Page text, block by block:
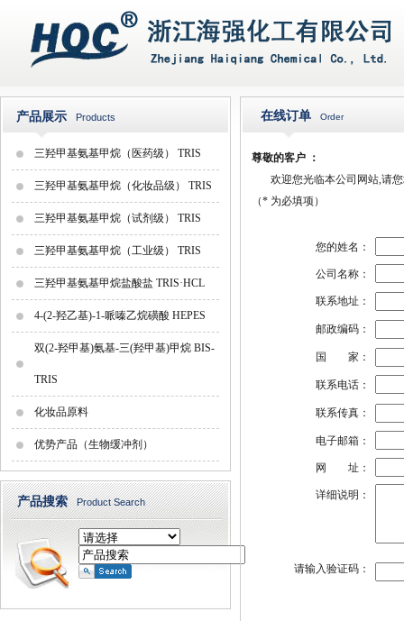
产品展示 Products
三羟甲基氨基甲烷（医药级） TRIS
三羟甲基氨基甲烷（化妆品级） TRIS
三羟甲基氨基甲烷（试剂级） TRIS
三羟甲基氨基甲烷（工业级） TRIS
三羟甲基氨基甲烷盐酸盐 TRIS·HCL
4-(2-羟乙基)-1-哌嗪乙烷磺酸 HEPES
双(2-羟甲基)氨基-三(羟甲基)甲烷 BIS-
TRIS
化妆品原料
优势产品（生物缓冲剂）
产品搜索 Product Search
在线订单 Order
尊敬的客户 ：
欢迎您光临本公司网站,请您
（* 为必填项）
您的姓名：
公司名称：
联系地址：
邮政编码：
国 家：
联系电话：
联系传真：
电子邮箱：
网 址：
详细说明：
请输入验证码：